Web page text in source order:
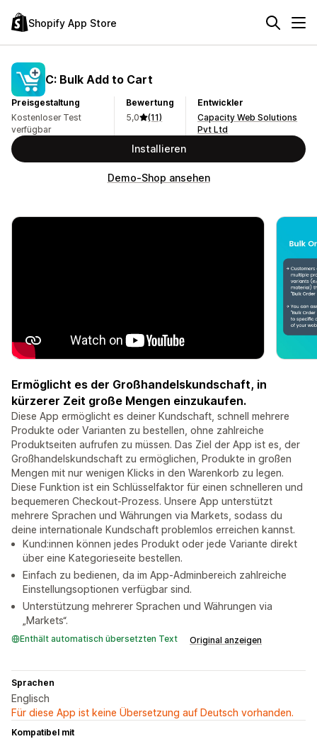
Shopify App Store
C: Bulk Add to Cart
Preisgestaltung
Kostenloser Test
verfügbar
Bewertung
5,0
(11)
Entwickler
Capacity Web Solutions
Pvt Ltd
Installieren
Demo-Shop ansehen
Ermöglicht es der Großhandelskundschaft, in
kürzerer Zeit große Mengen einzukaufen.
Diese App ermöglicht es deiner Kundschaft, schnell mehrere
Produkte oder Varianten zu bestellen, ohne zahlreiche
Produktseiten aufrufen zu müssen. Das Ziel der App ist es, der
Großhandelskundschaft zu ermöglichen, Produkte in großen
Mengen mit nur wenigen Klicks in den Warenkorb zu legen.
Diese Funktion ist ein Schlüsselfaktor für einen schnelleren und
bequemeren Checkout-Prozess. Unsere App unterstützt
mehrere Sprachen und Währungen via Markets, sodass du
deine internationale Kundschaft problemlos erreichen kannst.
Kund:innen können jedes Produkt oder jede Variante direkt
über eine Kategorieseite bestellen.
Einfach zu bedienen, da im App-Adminbereich zahlreiche
Einstellungsoptionen verfügbar sind.
Unterstützung mehrerer Sprachen und Währungen via
„Markets“.
Enthält automatisch übersetzten Text Original anzeigen
Sprachen
Englisch
Für diese App ist keine Übersetzung auf Deutsch vorhanden.
Kompatibel mit